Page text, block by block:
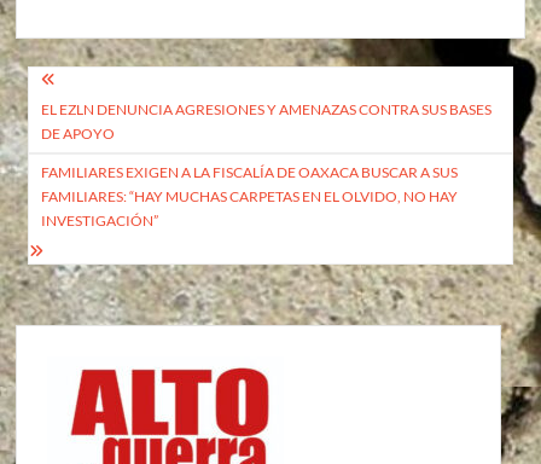
Navegación
de
entradas
EL EZLN DENUNCIA AGRESIONES Y AMENAZAS CONTRA SUS BASES
DE APOYO
FAMILIARES EXIGEN A LA FISCALÍA DE OAXACA BUSCAR A SUS
FAMILIARES: “HAY MUCHAS CARPETAS EN EL OLVIDO, NO HAY
INVESTIGACIÓN”